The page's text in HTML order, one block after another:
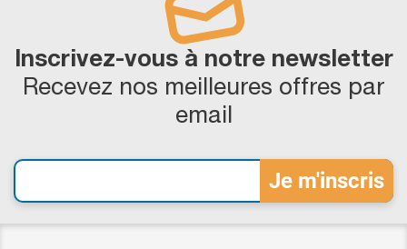
Inscrivez-vous à notre newsletter
Recevez nos meilleures offres par
email